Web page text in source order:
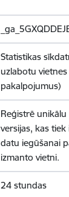
Statistikas
uzlabotu
pakalpojumus)
Reģistrē
versijas, kas
datu iegūšanai
izmanto vietni.
24 stundas